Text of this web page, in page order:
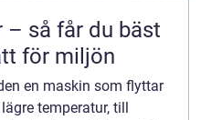
– så får du bäst
för miljön
en maskin som flyttar
temperatur, till